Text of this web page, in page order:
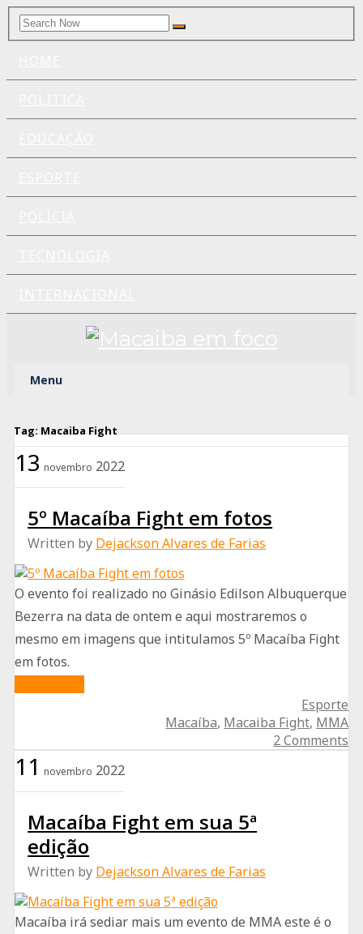
Search
for:
Search
Menu
Tag: Macaiba Fight
13 novembro 2022
5º Macaíba Fight em fotos
Written by Dejackson Alvares de Farias
O evento foi realizado no Ginásio Edilson Albuquerque
Bezerra na data de ontem e aqui mostraremos o
mesmo em imagens que intitulamos 5º Macaíba Fight
em fotos.
Fight
em
fotos
Esporte
Macaíba, Macaiba Fight, MMA
2 Comments
11 novembro 2022
Macaíba Fight em sua 5ª
edição
Written by Dejackson Alvares de Farias
Macaíba irá sediar mais um evento de MMA este é o